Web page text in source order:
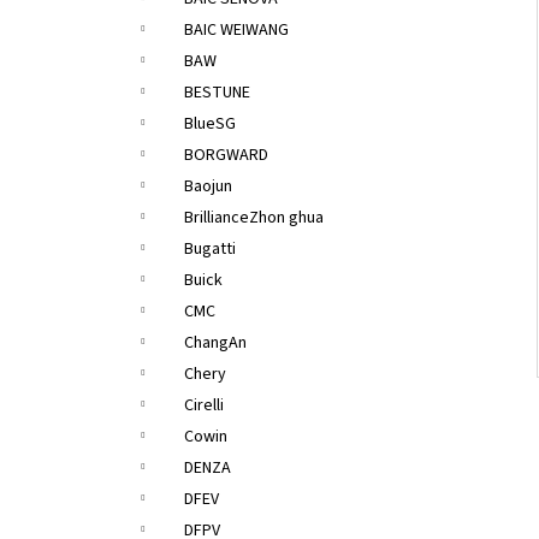
BAIC WEIWANG
BAW
BESTUNE
BlueSG
BORGWARD
Baojun
BrillianceZhon ghua
Bugatti
Buick
CMC
ChangAn
Chery
Cirelli
Cowin
DENZA
DFEV
DFPV